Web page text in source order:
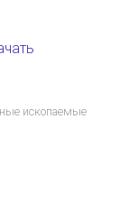
ископаемые